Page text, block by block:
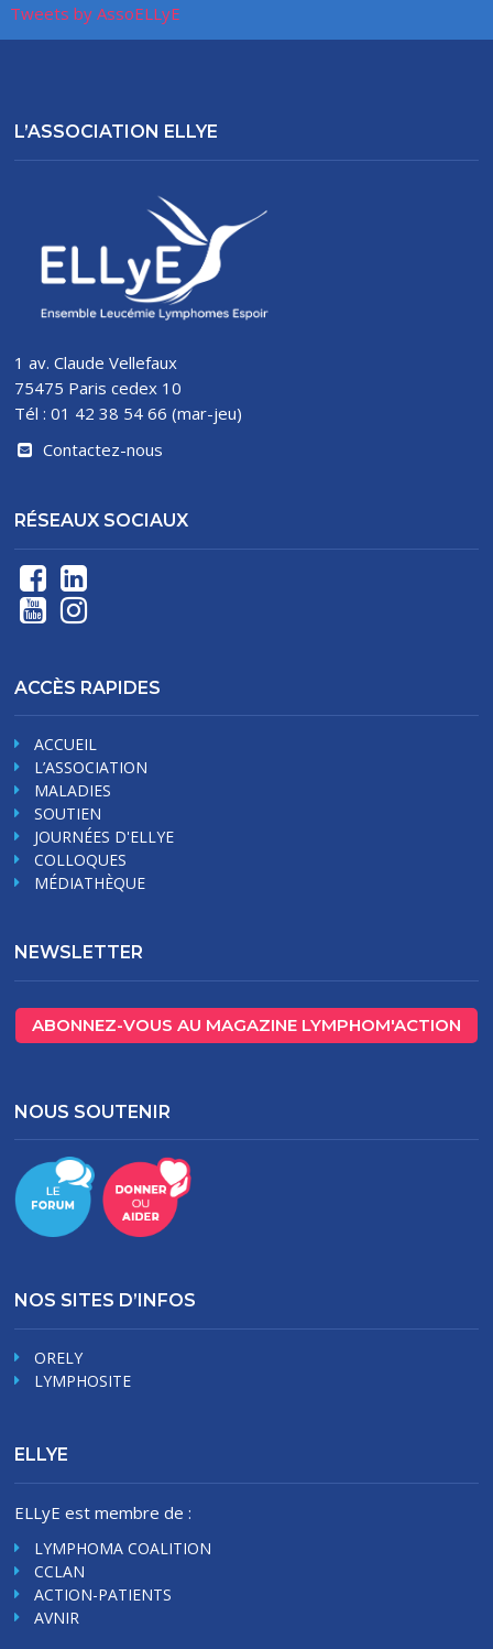
Tweets by AssoELLyE
L’ASSOCIATION ELLYE
1 av. Claude Vellefaux
75475 Paris cedex 10
Tél : 01 42 38 54 66 (mar-jeu)
Contactez-nous
RÉSEAUX SOCIAUX
ACCÈS RAPIDES
ACCUEIL
L’ASSOCIATION
MALADIES
SOUTIEN
JOURNÉES D'ELLYE
COLLOQUES
MÉDIATHÈQUE
NEWSLETTER
ABONNEZ-VOUS AU MAGAZINE LYMPHOM'ACTION
NOUS SOUTENIR
NOS SITES D’INFOS
ORELY
LYMPHOSITE
ELLYE
ELLyE est membre de :
LYMPHOMA COALITION
CCLAN
ACTION-PATIENTS
AVNIR